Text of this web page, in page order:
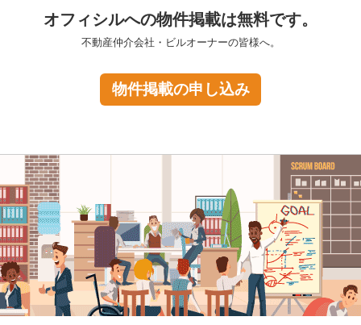
オフィシルへの物件掲載は無料です。
不動産仲介会社・ビルオーナーの皆様へ。
物件掲載の申し込み